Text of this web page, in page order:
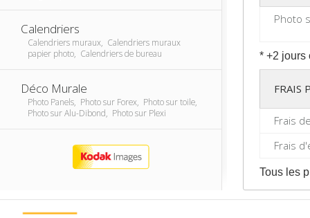
Calendriers
Calendriers muraux, Calendriers muraux
papier photo, Calendriers de bureau
Déco Murale
Photo Panels, Photo sur Forex, Photo sur toile,
Photo sur Alu-Dibond, Photo sur Plexi
Photo
* +2 jours
FRAIS
Frais
Frais
Tous les